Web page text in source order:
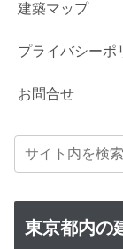
建築マップ
プライバシーポ
お問合せ
東京都内の